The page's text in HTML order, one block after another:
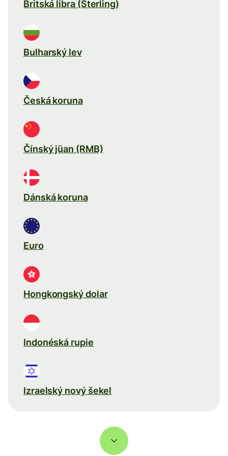
Britská libra (Sterling)
Bulharský lev
Česká koruna
Čínský jüan (RMB)
Dánská koruna
Euro
Hongkongský dolar
Indonéská rupie
Izraelský nový šekel